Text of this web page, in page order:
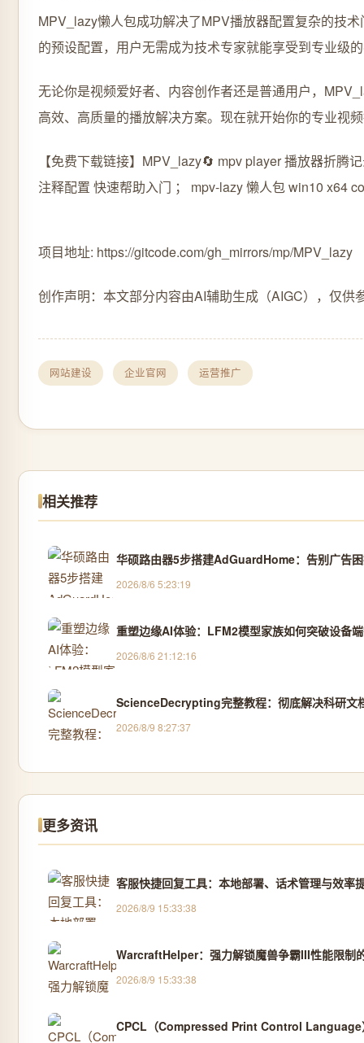
MPV_lazy懒人包成功解决了MPV播放器配置复杂的技
的预设配置，用户无需成为技术专家就能享受到专业级
无论你是视频爱好者、内容创作者还是普通用户，
高效、高质量的播放解决方案。现在就开始你的专业视
【免费下载链接】MPV_lazy🔄 mpv player 播放器折腾
注释配置 快速帮助入门 ； mpv-lazy 懒人包 win10 x64
项目地址: https://gitcode.com/gh_mirrors/mp/MPV_lazy
创作声明：本文部分内容由AI辅助生成（AIGC），仅供
网站建设 企业官网 运营推广
相关推荐
华硕路由器5步搭建AdGuardHome：告别广告
2026/8/6 5:23:19
重塑边缘AI体验：LFM2模型家族如何突破设备
2026/8/6 21:12:16
ScienceDecrypting完整教程：彻底解决科研文
2026/8/9 8:27:37
更多资讯
客服快捷回复工具：本地部署、话术管理与效率
2026/8/9 15:33:38
WarcraftHelper：强力解锁魔兽争霸III性能限制
2026/8/9 15:33:38
CPCL（Compressed Print Control Language